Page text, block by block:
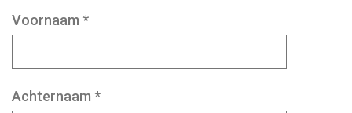
Voornaam *
Achternaam *